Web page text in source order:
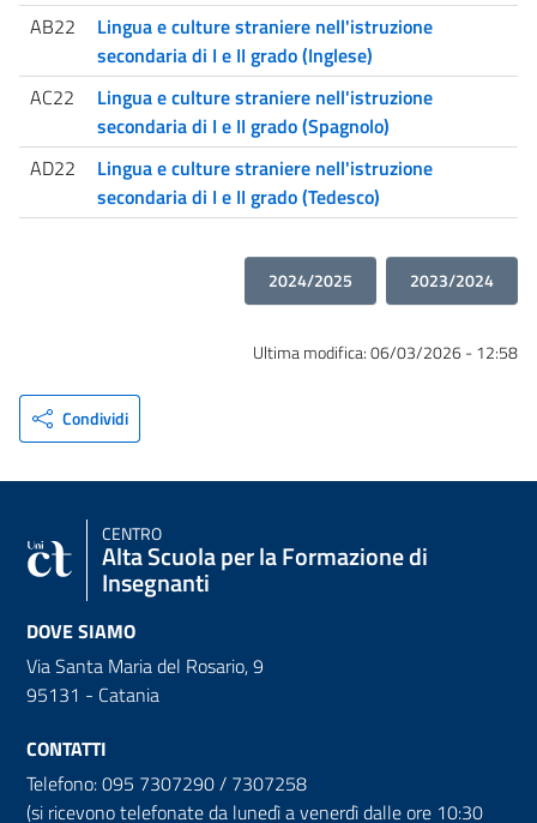
AB22
Lingua e culture straniere nell'istruzione
secondaria di I e II grado (Inglese)
AC22
Lingua e culture straniere nell'istruzione
secondaria di I e II grado (Spagnolo)
AD22
Lingua e culture straniere nell'istruzione
secondaria di I e II grado (Tedesco)
2024/2025 2023/2024
Ultima modifica:06/03/2026 - 12:58
Condividi
CENTRO
Alta Scuola per la Formazione di
Insegnanti
DOVE SIAMO
Via Santa Maria del Rosario, 9
95131 - Catania
CONTATTI
Telefono: 095 7307290 / 7307258
(si ricevono telefonate da lunedì a venerdì dalle ore 10:30